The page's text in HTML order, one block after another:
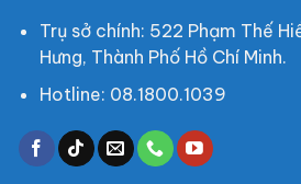
Trụ sở chính: 522 Phạm Thế
Hưng, Thành Phố Hồ Chí Minh.
Hotline: 08.1800.1039